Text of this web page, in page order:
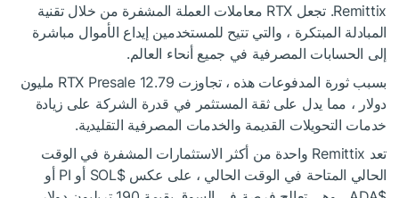
Remittix. تجعل RTX معاملات العملة المشفرة من خلال تقنية
المبادلة المبتكرة ، والتي تتيح للمستخدمين إيداع الأموال مباشرة
إلى الحسابات المصرفية في جميع أنحاء العالم.
بسبب ثورة المدفوعات هذه ، تجاوزت RTX Presale 12.79 مليون
دولار ، مما يدل على ثقة المستثمر في قدرة الشركة على زيادة
خدمات التحويلات القديمة والخدمات المصرفية التقليدية.
تعد Remittix واحدة من أكثر الاستثمارات المشفرة في الوقت
الحالي المتاحة في الوقت الحالي ، على عكس$SOL
أو PI أو